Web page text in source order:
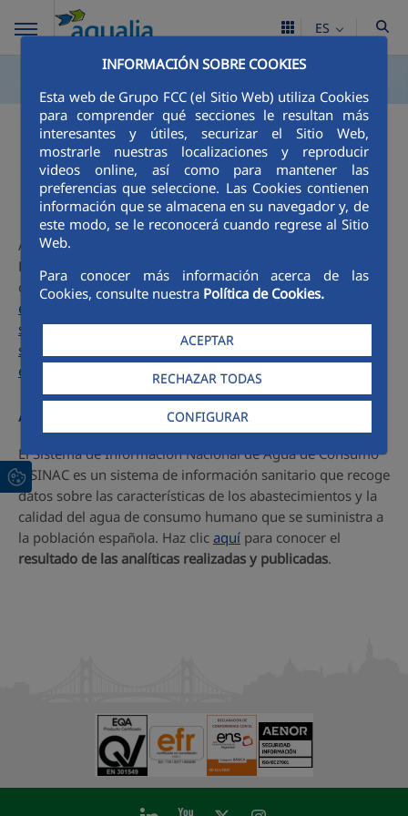
INFORMACIÓN SOBRE COOKIES
Esta web de Grupo FCC (el Sitio Web) utiliza Cookies
para comprender qué secciones le resultan más
interesantes y útiles, securizar el Sitio Web,
mostrarle nuestras localizaciones y reproducir
videos online, así como para mantener las
preferencias que seleccione. Las Cookies contienen
información que se almacena en su navegador y, de
este modo, se le reconocerá cuando regrese al Sitio
Web.
Para conocer más información acerca de las
Cookies, consulte nuestra Política de Cookies.
ACEPTAR
RECHAZAR TODAS
CONFIGURAR
ES
Calidad del agua
Aqualia, responsable de la gestión del agua de
Formentera, realiza los análisis exigidos (de control,
completos y otros) segúnReal Decreto 3/2023 de 10 de
enero, por el que se establecen los criterios técnicos-
sanitarios de la calidad del agua de consumo, su control y
suministro. Boletín Oficial del Estado, núm. 9 de 11 de
enero de 2023 (PDF, 857 KB)
Acceso a SINAC
El Sistema de Información Nacional de Agua de Consumo
o SINAC es un sistema de información sanitario que recoge
datos sobre las características de los abastecimientos y la
calidad del agua de consumo humano que se suministra a
la población española. Haz clic aquí para conocer el
resultado de las analíticas realizadas y publicadas.